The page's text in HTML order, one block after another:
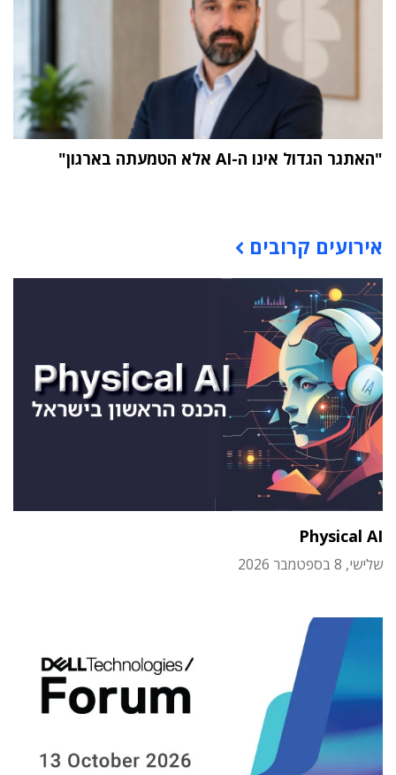
"האתגר הגדול אינו ה-AI אלא הטמעתה בארגון"
אירועים קרובים
Physical AI
שלישי, 8 בספטמבר 2026